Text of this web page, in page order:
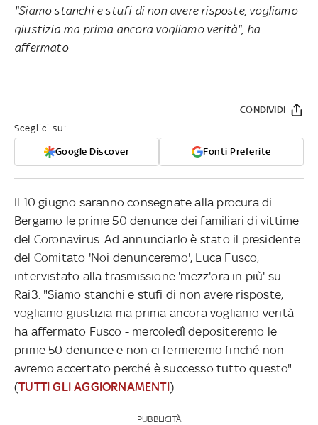
"Siamo stanchi e stufi di non avere risposte, vogliamo
giustizia ma prima ancora vogliamo verità", ha
affermato
Sceglici su:
Google Discover Fonti Preferite
CONDIVIDI
Il 10 giugno saranno consegnate alla procura di
Bergamo le prime 50 denunce dei familiari di vittime
del Coronavirus. Ad annunciarlo è stato il presidente
del Comitato 'Noi denunceremo', Luca Fusco,
intervistato alla trasmissione 'mezz'ora in più' su
Rai3. "Siamo stanchi e stufi di non avere risposte,
vogliamo giustizia ma prima ancora vogliamo verità -
ha affermato Fusco - mercoledì depositeremo le
prime 50 denunce e non ci fermeremo finché non
avremo accertato perché è successo tutto questo".
(TUTTI GLI AGGIORNAMENTI)
PUBBLICITÀ